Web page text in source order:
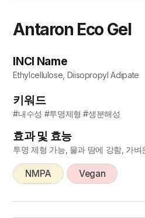
Antaron Eco Gel
INCI Name
Ethylcellulose, Diisopropyl Adipate
키워드
#내수성 #투명제형 #생분해성
효과 및 효능
투명 제형 가능, 물과 땀에 강함, 가벼
NMPA Vegan